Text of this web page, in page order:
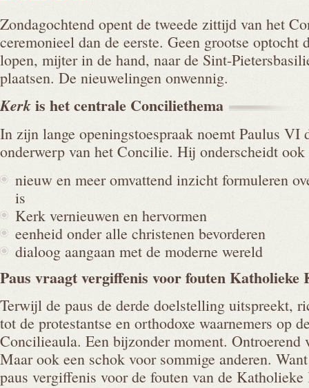
Zondagochtend opent de tweede zittijd van het
ceremonieel dan de eerste. Geen grootse optocht
lopen, mijter in de hand, naar de Sint-
plaatsen. De nieuwelingen onwennig.
Kerkis het centrale Conciliethema
In zijn lange openingstoespraak noemt Paulus VI
onderwerp van het Concilie. Hij onderscheidt
nieuw en meer omvattend inzicht formuleren
is
Kerk vernieuwen en hervormen
eenheid onder alle christenen bevorderen
dialoog aangaan met de moderne wereld
Paus vraagt vergiffenis voor fouten Katholieke
Terwijl de paus de derde doelstelling uitspreekt,
tot de protestantse en orthodoxe waarnemers op
Concilieaula. Een bijzonder moment. Ontroerend
Maar ook een schok voor sommige anderen.
paus vergiffenis voor de fouten van de